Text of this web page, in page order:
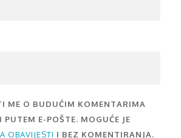
ME O BUDUĆIM KOMENTARIMA
PUTEM E-POŠTE. MOGUĆE JE
OBAVIJESTI I BEZ KOMENTIRANJA.